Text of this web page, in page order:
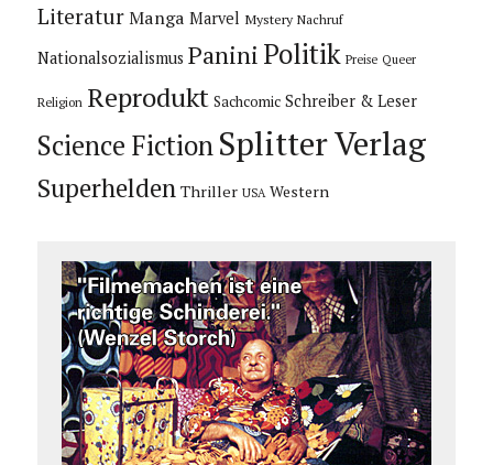
Literatur Manga Marvel Mystery Nachruf
Nationalsozialismus Panini Politik Preise Queer
Religion Reprodukt Sachcomic Schreiber & Leser
Science Fiction Splitter Verlag
Superhelden Thriller USA Western